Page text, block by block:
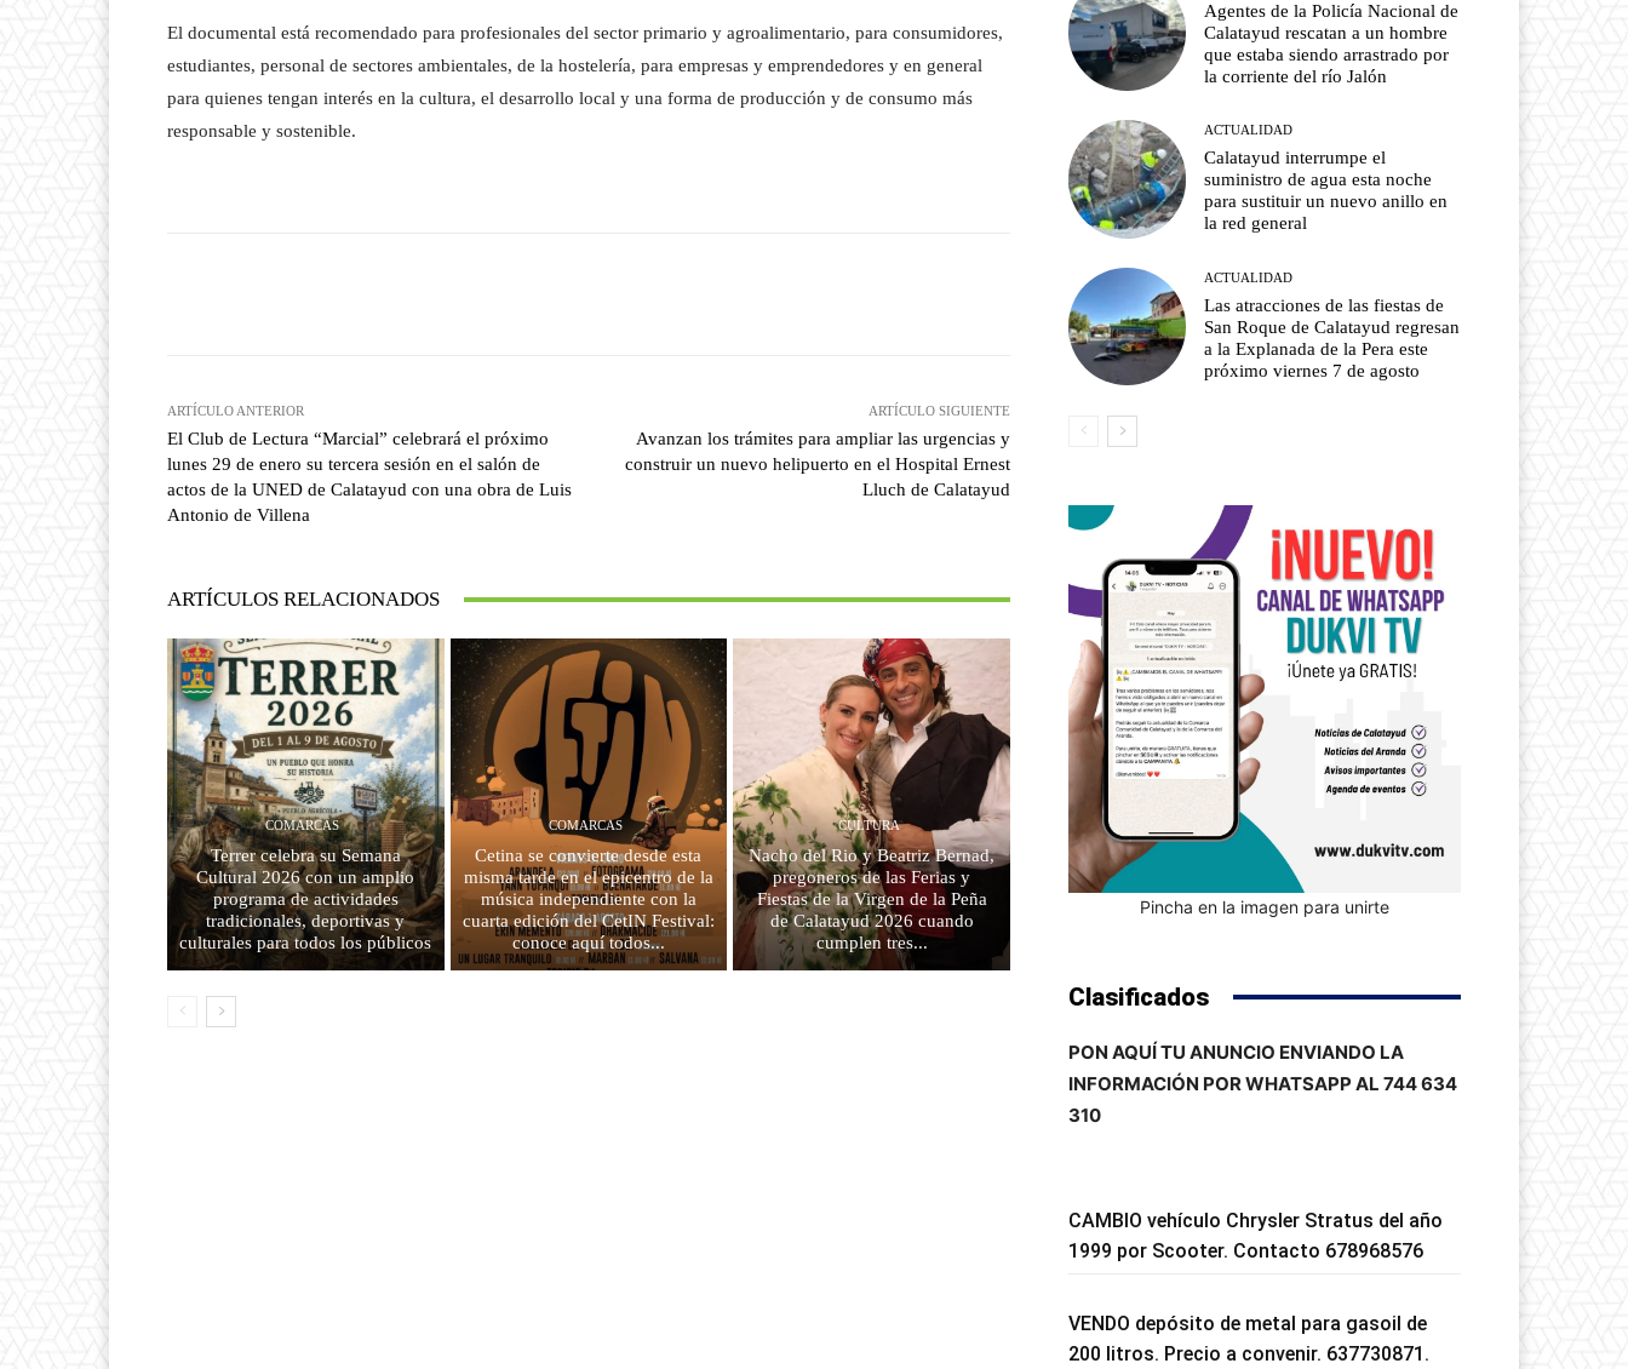
El documental está recomendado para profesionales del sector primario y agroalimentario, para consumidores,
estudiantes, personal de sectores ambientales, de la hostelería, para empresas y emprendedores y en general
para quienes tengan interés en la cultura, el desarrollo local y una forma de producción y de consumo más
responsable y sostenible.
ARTÍCULO ANTERIOR
El Club de Lectura “Marcial” celebrará el próximo
lunes 29 de enero su tercera sesión en el salón de
actos de la UNED de Calatayud con una obra de Luis
Antonio de Villena
ARTÍCULO SIGUIENTE
Avanzan los trámites para ampliar las urgencias y
construir un nuevo helipuerto en el Hospital Ernest
Lluch de Calatayud
ARTÍCULOS RELACIONADOS
COMARCAS
Terrer celebra su Semana
Cultural 2026 con un amplio
programa de actividades
tradicionales, deportivas y
culturales para todos los públicos
COMARCAS
Cetina se convierte desde esta
misma tarde en el epicentro de la
música independiente con la
cuarta edición del CetIN Festival:
conoce aquí todos...
CULTURA
Nacho del Rio y Beatriz Bernad,
pregoneros de las Ferias y
Fiestas de la Virgen de la Peña
de Calatayud 2026 cuando
cumplen tres...
Agentes de la Policía Nacional de
Calatayud rescatan a un hombre
que estaba siendo arrastrado por
la corriente del río Jalón
ACTUALIDAD
Calatayud interrumpe el
suministro de agua esta noche
para sustituir un nuevo anillo en
la red general
ACTUALIDAD
Las atracciones de las fiestas de
San Roque de Calatayud regresan
a la Explanada de la Pera este
próximo viernes 7 de agosto
Pincha en la imagen para unirte
Clasificados
PON AQUÍ TU ANUNCIO ENVIANDO LA
INFORMACIÓN POR WHATSAPP AL 744 634
310
CAMBIO vehículo Chrysler Stratus del año
1999 por Scooter. Contacto 678968576
VENDO depósito de metal para gasoil de
200 litros. Precio a convenir. 637730871.